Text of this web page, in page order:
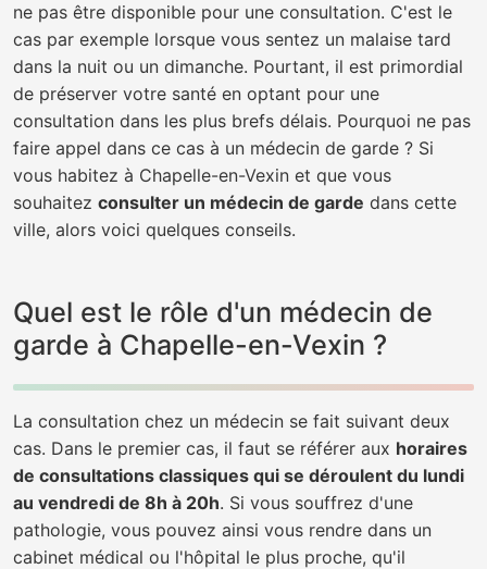
ne pas être disponible pour une consultation. C'est le
cas par exemple lorsque vous sentez un malaise tard
dans la nuit ou un dimanche. Pourtant, il est primordial
de préserver votre santé en optant pour une
consultation dans les plus brefs délais. Pourquoi ne pas
faire appel dans ce cas à un médecin de garde ? Si
vous habitez à Chapelle-en-Vexin et que vous
souhaitez consulter un médecin de garde dans cette
ville, alors voici quelques conseils.
Quel est le rôle d'un médecin de
garde à Chapelle-en-Vexin ?
La consultation chez un médecin se fait suivant deux
cas. Dans le premier cas, il faut se référer aux horaires
de consultations classiques qui se déroulent du lundi
au vendredi de 8h à 20h. Si vous souffrez d'une
pathologie, vous pouvez ainsi vous rendre dans un
cabinet médical ou l'hôpital le plus proche, qu'il